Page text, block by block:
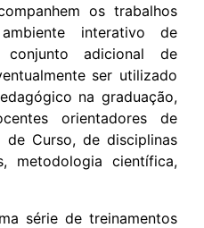
os trabalhos
interativo de
adicional de
ser utilizado
na graduação,
orientadores de
de Curso, de disciplinas
metodologia científica,
série de treinamentos